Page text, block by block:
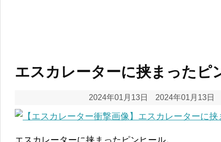
エスカレーターに挟まったピ
2024年01月13日 2024年01月13日
エスカレーターに挟まったピンヒール。